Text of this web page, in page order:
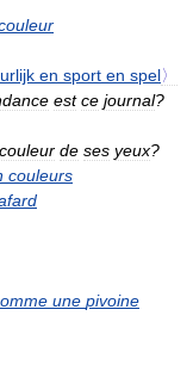
en sport en spel〉
est ce journal?
couleur de ses yeux?
couleurs
une pivoine